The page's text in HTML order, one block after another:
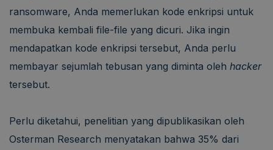
ransomware, Anda memerlukan kode enkripsi untuk
membuka kembali file-file yang dicuri. Jika ingin
mendapatkan kode enkripsi tersebut, Anda perlu
membayar sejumlah tebusan yang diminta oleh hacker
tersebut.
Perlu diketahui, penelitian yang dipublikasikan oleh
Osterman Research menyatakan bahwa 35% dari